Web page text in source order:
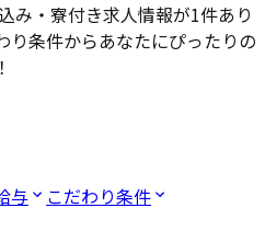
み・寮付き求人情報が1件あり
り条件からあなたにぴったりの
与 こだわり条件